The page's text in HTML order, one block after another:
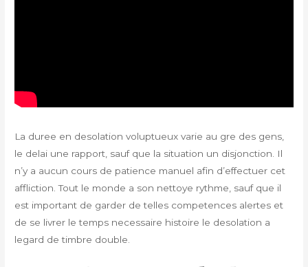
La duree en desolation voluptueux varie au gre des gens,
le delai une rapport, sauf que la situation un disjonction. Il
n’y a aucun cours de patience manuel afin d’effectuer cet
affliction. Tout le monde a son nettoye rythme, sauf que il
est important de garder de telles competences alertes et
de se livrer le temps necessaire histoire le desolation a
legard de timbre double.